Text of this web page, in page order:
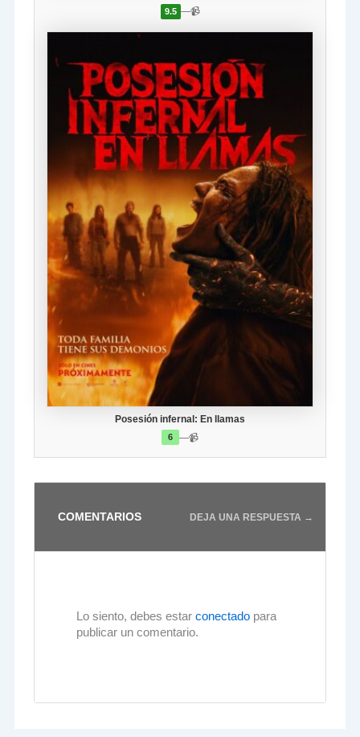
9.5 —📹
Posesión infernal: En llamas
6 —📹
COMENTARIOS DEJA UNA RESPUESTA →
Lo siento, debes estar conectadopara
publicar un comentario.